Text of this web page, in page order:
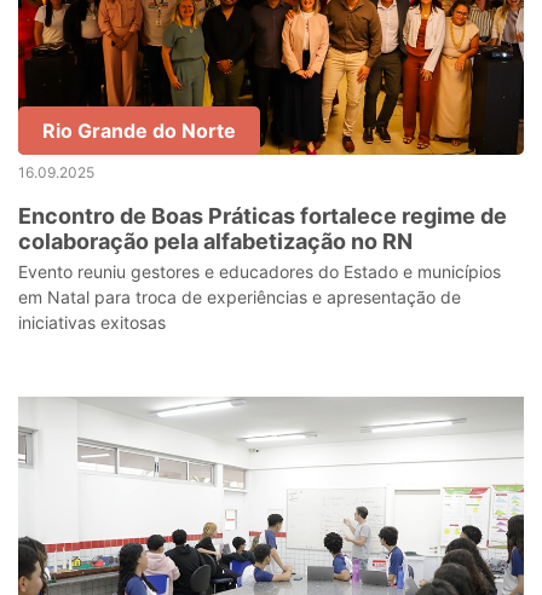
Rio Grande do Norte
16.09.2025
Encontro de Boas Práticas fortalece regime de
colaboração pela alfabetização no RN
Evento reuniu gestores e educadores do Estado e municípios
em Natal para troca de experiências e apresentação de
iniciativas exitosas